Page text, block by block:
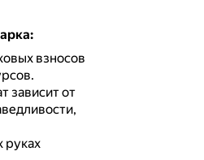
взносов
зависит от
руках